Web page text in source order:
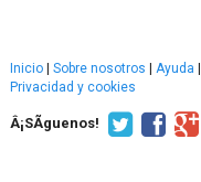
Inicio Sobre nosotros Ayuda
Privacidad y cookies
Â¡SÃ­guenos!